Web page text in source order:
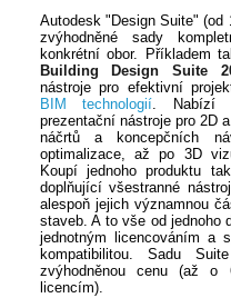
Autodesk "Design Suite" (od
zvýhodněné sady
konkrétní obor. Příkladem
Building Design Suite
nástroje pro efektivní
BIM technologií. Nabízí
prezentační nástroje pro 2D
náčrtů a koncepčních
optimalizace, až po 3D
Koupí jednoho produktu
doplňující všestranné
alespoň jejich významnou
staveb. A to vše od jednoho
jednotným licencováním a
kompatibilitou. Sadu
zvýhodněnou cenu (až o
licencím).